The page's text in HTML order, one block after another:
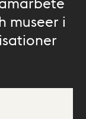
museer i